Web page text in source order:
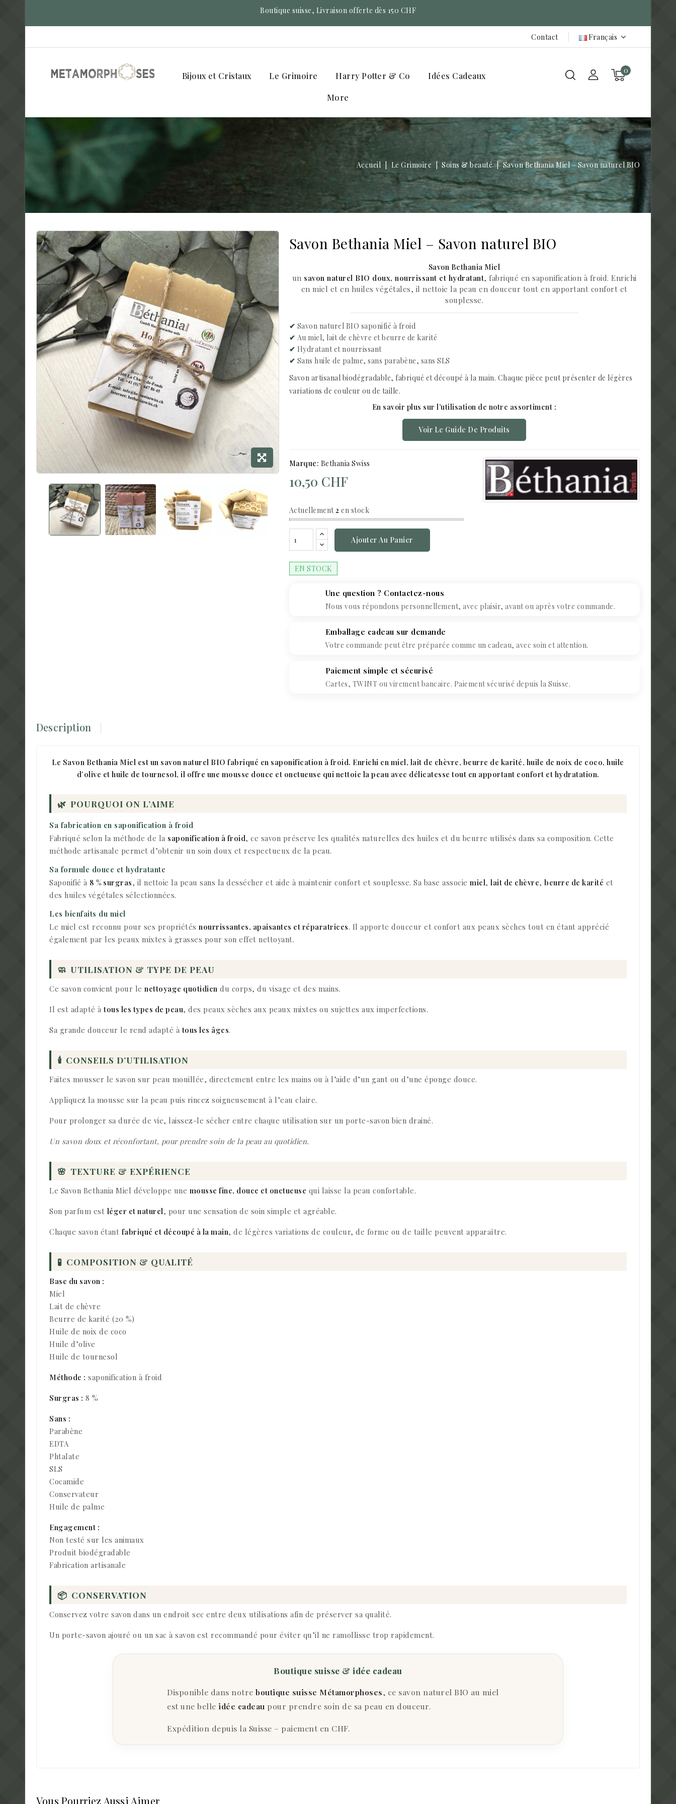
Boutique suisse, Livraison offerte dès 150 CHF
Contact Français
0
Bijoux et Cristaux Le Grimoire Harry Potter & Co Idées Cadeaux
More
Accueil Le Grimoire Soins & beauté Savon Bethania Miel – Savon naturel BIO
Savon Bethania Miel – Savon naturel BIO
Savon Bethania Miel
un savon naturel BIO doux, nourrissant et hydratant, fabriqué en saponification à froid. Enrichi
en miel et en huiles végétales, il nettoie la peau en douceur tout en apportant confort et
souplesse.
✔ Savon naturel BIO saponifié à froid
✔ Au miel, lait de chèvre et beurre de karité
✔ Hydratant et nourrissant
✔ Sans huile de palme, sans parabène, sans SLS
Savon artisanal biodégradable, fabriqué et découpé à la main. Chaque pièce peut présenter de légères
variations de couleur ou de taille.
En savoir plus sur l’utilisation de notre assortiment :
Voir Le Guide De Produits
Marque: Bethania Swiss
Actuellement2 en stock
10,50 CHF
Ajouter Au Panier
EN STOCK
Une question ? Contactez-nous
Nous vous répondons personnellement, avec plaisir, avant ou après votre commande.
Emballage cadeau sur demande
Votre commande peut être préparée comme un cadeau, avec soin et attention.
Paiement simple et sécurisé
Cartes, TWINT ou virement bancaire. Paiement sécurisé depuis la Suisse.
Description
Le Savon Bethania Miel est un savon naturel BIO fabriqué en saponification à froid. Enrichi en miel, lait de chèvre, beurre de karité, huile de noix de coco, huile
d’olive et huile de tournesol, il offre une mousse douce et onctueuse qui nettoie la peau avec délicatesse tout en apportant confort et hydratation.
🌿 POURQUOI ON L’AIME
Sa fabrication en saponification à froid
Fabriqué selon la méthode de la saponification à froid, ce savon préserve les qualités naturelles des huiles et du beurre utilisés dans sa composition. Cette
méthode artisanale permet d’obtenir un soin doux et respectueux de la peau.
Sa formule douce et hydratante
Saponifié à 8 % surgras, il nettoie la peau sans la dessécher et aide à maintenir confort et souplesse. Sa base associe miel, lait de chèvre, beurre de karité et
des huiles végétales sélectionnées.
Les bienfaits du miel
Le miel est reconnu pour ses propriétés nourrissantes, apaisantes et réparatrices. Il apporte douceur et confort aux peaux sèches tout en étant apprécié
également par les peaux mixtes à grasses pour son effet nettoyant.
🧼 UTILISATION & TYPE DE PEAU
Ce savon convient pour le nettoyage quotidien du corps, du visage et des mains.
Il est adapté à tous les types de peau, des peaux sèches aux peaux mixtes ou sujettes aux imperfections.
Sa grande douceur le rend adapté à tous les âges.
🕯 CONSEILS D’UTILISATION
Faites mousser le savon sur peau mouillée, directement entre les mains ou à l’aide d’un gant ou d’une éponge douce.
Appliquez la mousse sur la peau puis rincez soigneusement à l’eau claire.
Pour prolonger sa durée de vie, laissez-le sécher entre chaque utilisation sur un porte-savon bien drainé.
Un savon doux et réconfortant, pour prendre soin de la peau au quotidien.
🌸 TEXTURE & EXPÉRIENCE
Le Savon Bethania Miel développe une mousse fine, douce et onctueuse qui laisse la peau confortable.
Son parfum est léger et naturel, pour une sensation de soin simple et agréable.
Chaque savon étant fabriqué et découpé à la main, de légères variations de couleur, de forme ou de taille peuvent apparaître.
🧪 COMPOSITION & QUALITÉ
Base du savon :
Miel
Lait de chèvre
Beurre de karité (20 %)
Huile de noix de coco
Huile d’olive
Huile de tournesol
Méthode : saponification à froid
Surgras : 8 %
Sans :
Parabène
EDTA
Phtalate
SLS
Cocamide
Conservateur
Huile de palme
Engagement :
Non testé sur les animaux
Produit biodégradable
Fabrication artisanale
📦 CONSERVATION
Conservez votre savon dans un endroit sec entre deux utilisations afin de préserver sa qualité.
Un porte-savon ajouré ou un sac à savon est recommandé pour éviter qu’il ne ramollisse trop rapidement.
Boutique suisse & idée cadeau
Disponible dans notre boutique suisse Métamorphoses, ce savon naturel BIO au miel
est une belle idée cadeau pour prendre soin de sa peau en douceur.
Expédition depuis la Suisse – paiement en CHF.
Vous Pourriez Aussi Aimer